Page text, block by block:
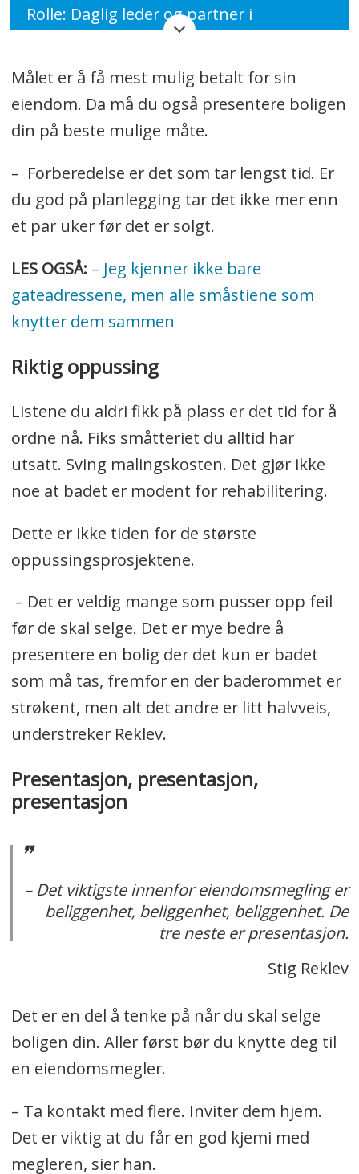
Rolle: Daglig leder og partner i
Har jobbet som eiendomsmegler siden
2002. Startet Privatmegleren Kvadrat på
Kolbotn i august 2011.
Målet er å få mest mulig betalt for sin
eiendom. Da må du også presentere boligen
din på beste mulige måte.
– Forberedelse er det som tar lengst tid. Er
du god på planlegging tar det ikke mer enn
et par uker før det er solgt.
LES OGSÅ: – Jeg kjenner ikke bare
gateadressene, men alle småstiene som
knytter dem sammen
Riktig oppussing
Listene du aldri fikk på plass er det tid for å
ordne nå. Fiks småtteriet du alltid har
utsatt. Sving malingskosten. Det gjør ikke
noe at badet er modent for rehabilitering.
Dette er ikke tiden for de største
oppussingsprosjektene.
– Det er veldig mange som pusser opp feil
før de skal selge. Det er mye bedre å
presentere en bolig der det kun er badet
som må tas, fremfor en der baderommet er
strøkent, men alt det andre er litt halvveis,
understreker Reklev.
Presentasjon, presentasjon,
presentasjon
– Det viktigste innenfor eiendomsmegling er
beliggenhet, beliggenhet, beliggenhet. De
tre neste er presentasjon.
Stig Reklev
Det er en del å tenke på når du skal selge
boligen din. Aller først bør du knytte deg til
en eiendomsmegler.
– Ta kontakt med flere. Inviter dem hjem.
Det er viktig at du får en god kjemi med
megleren, sier han.